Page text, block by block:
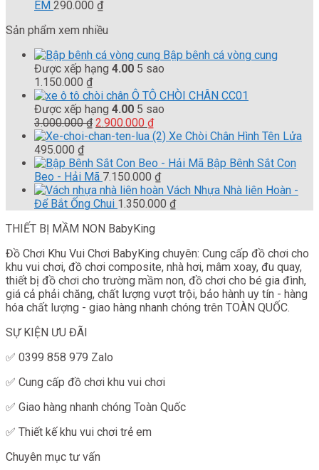
EM 290.000 ₫
Sản phẩm xem nhiều
Bập bênh cá vòng cung
Được xếp hạng 4.00 5 sao
1.150.000 ₫
Ô TÔ CHÒI CHÂN CC01
Được xếp hạng 4.00 5 sao
3.000.000₫ Giá
gốc
3.000.000 ₫.
2.900.000 ₫Giá
hiện
là:
2.900.000 ₫.
Xe Chòi Chân Hình Tên Lửa
495.000 ₫
Bập Bênh Sắt Con
Beo - Hải Mã 7.150.000 ₫
Vách Nhựa Nhà liên Hoàn -
Để Bắt Ống Chui 1.350.000 ₫
THIẾT BỊ MẦM NON BabyKing
Đồ Chơi Khu Vui Chơi BabyKing chuyên: Cung cấp đồ chơi cho
khu vui chơi, đồ chơi composite, nhà hơi, mâm xoay, đu quay,
thiết bị đồ chơi cho trường mầm non, đồ chơi cho bé gia đình,
giá cả phải chăng, chất lượng vượt trội, bảo hành uy tín - hàng
hóa chất lượng - giao hàng nhanh chóng trên TOÀN QUỐC.
SỰ KIỆN ƯU ĐÃI
✅ 0399 858 979 Zalo
✅ Cung cấp đồ chơi khu vui chơi
✅ Giao hàng nhanh chóng Toàn Quốc
✅ Thiết kế khu vui chơi trẻ em
Chuyên mục tư vấn